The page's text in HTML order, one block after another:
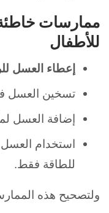
ممارسات
للأطفال
إعطاء العسل
تسخين العسل
إضافة العسل
استخدام العسل
للطاقة فقط.
ولتصحيح هذه